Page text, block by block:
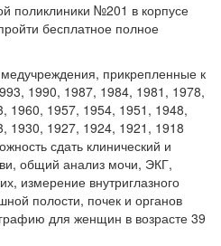
поликлиники №201 в корпусе
бесплатное полное
прикрепленные к
1990, 1987, 1984, 1981, 1978,
1960, 1957, 1954, 1951, 1948,
1930, 1927, 1924, 1921, 1918
сдать клинический и
общий анализ мочи, ЭКГ,
измерение внутриглазного
полости, почек и органов
для женщин в возрасте 39